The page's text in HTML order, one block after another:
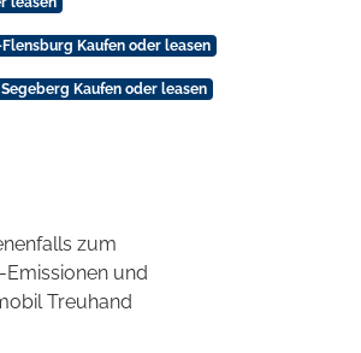
Kaufen oder leasen
Kaufen oder leasen
zum
-Emissionen und
Treuhand